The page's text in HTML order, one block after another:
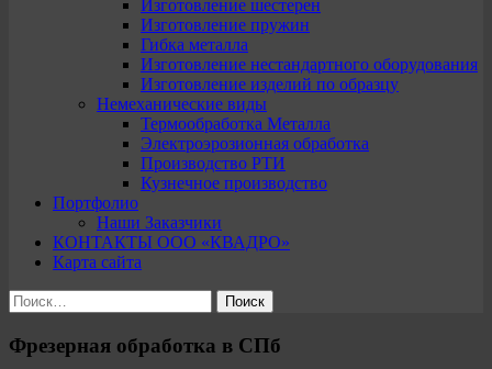
Изготовление шестерен
Изготовление пружин
Гибка металла
Изготовление нестандартного оборудования
Изготовление изделий по образцу
Немеханические виды
Термообработка Металла
Электроэрозионная обработка
Производство РТИ
Кузнечное производство
Портфолио
Наши Заказчики
КОНТАКТЫ ООО «КВАДРО»
Карта сайта
Найти:
Фрезерная обработка в СПб